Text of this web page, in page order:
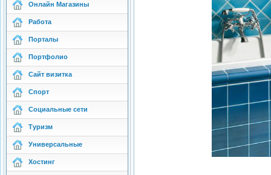
Онлайн Магазины
Работа
Порталы
Портфолио
Сайт визитка
Спорт
Социальные сети
Туризм
Универсальные
Хостинг